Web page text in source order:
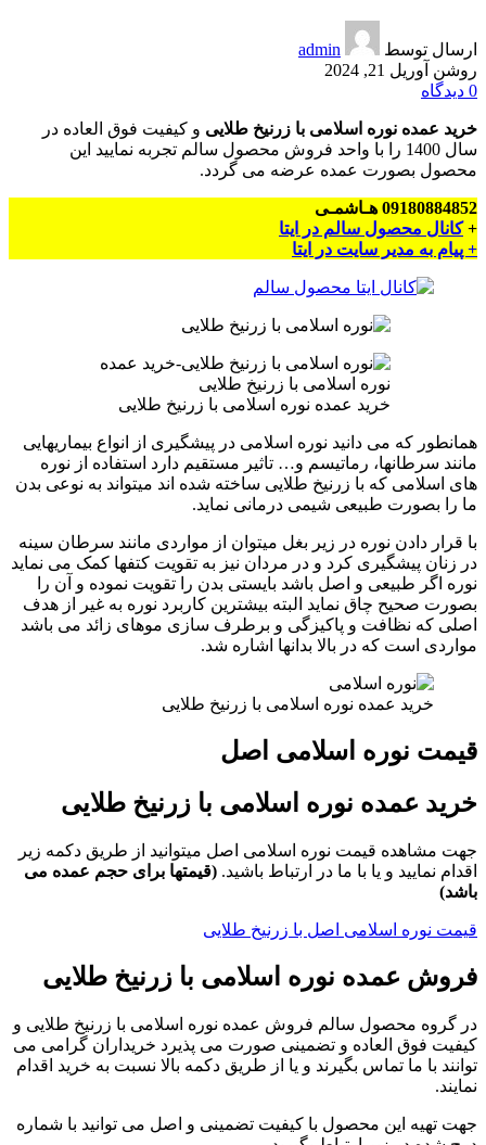
ارسال توسط
admin
روشن آوریل 21, 2024
0 دیدگاه
خرید عمده نوره اسلامی با زرنیخ طلایی و کیفیت فوق العاده در
سال 1400 را با واحد فروش محصول سالم تجربه نمایید این
محصول بصورت عمده عرضه می گردد.
09180884852 هـاشمـی
+کانال محصول سالم در ایتا
+ پیام به مدیر سایت در ایتا
خرید عمده نوره اسلامی با زرنیخ طلایی
همانطور که می دانید نوره اسلامی در پیشگیری از انواع بیماریهایی
مانند سرطانها، رماتیسم و… تاثیر مستقیم دارد استفاده از نوره
های اسلامی که با زرنیخ طلایی ساخته شده اند میتواند به نوعی بدن
ما را بصورت طبیعی شیمی درمانی نماید.
با قرار دادن نوره در زیر بغل میتوان از مواردی مانند سرطان سینه
در زنان پیشگیری کرد و در مردان نیز به تقویت کتفها کمک می نماید
نوره اگر طبیعی و اصل باشد بایستی بدن را تقویت نموده و آن را
بصورت صحیح چاق نماید البته بیشترین کاربرد نوره به غیر از هدف
اصلی که نظافت و پاکیزگی و برطرف سازی موهای زائد می باشد
مواردی است که در بالا بدانها اشاره شد.
خرید عمده نوره اسلامی با زرنیخ طلایی
قیمت نوره اسلامی اصل
خرید عمده نوره اسلامی با زرنیخ طلایی
جهت مشاهده قیمت نوره اسلامی اصل میتوانید از طریق دکمه زیر
اقدام نمایید و یا با ما در ارتباط باشید. (قیمتها برای حجم عمده می
باشد)
قیمت نوره اسلامی اصل با زرنیخ طلایی
فروش عمده نوره اسلامی با زرنیخ طلایی
در گروه محصول سالم فروش عمده نوره اسلامی با زرنیخ طلایی و
کیفیت فوق العاده و تضمینی صورت می پذیرد خریداران گرامی می
توانند با ما تماس بگیرند و یا از طریق دکمه بالا نسبت به خرید اقدام
نمایند.
جهت تهیه این محصول با کیفیت تضمینی و اصل می توانید با شماره